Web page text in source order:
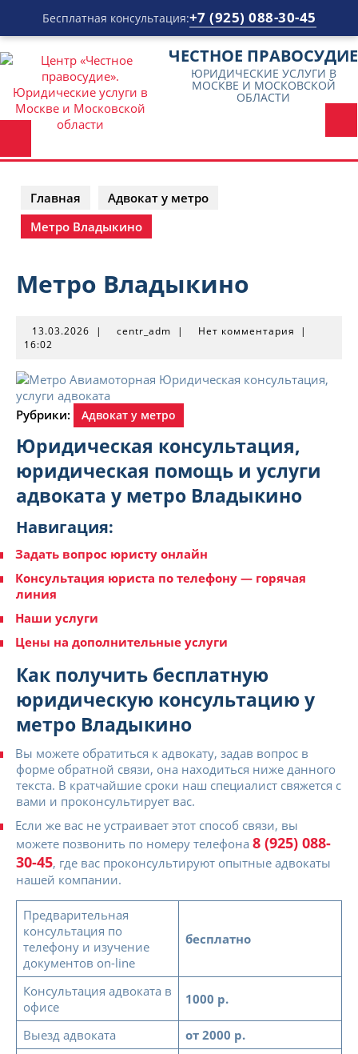
Бесплатная консультация:+7 (925) 088-30-45
Перейти
к
содержимому
ЧЕСТНОЕ ПРАВОСУДИЕ
ЮРИДИЧЕСКИЕ УСЛУГИ В
МОСКВЕ И МОСКОВСКОЙ
ОБЛАСТИ
Главная
Адвокат у метро
Метро Владыкино
Метро Владыкино
13.03.2026 13.03.2026
| centr_admcentr_adm
| Нет комментария
|
16:02
Рубрики: Адвокат у метро
Юридическая консультация,
юридическая помощь и услуги
адвоката у метро Владыкино
Навигация:
Задать вопрос юристу онлайн
Консультация юриста по телефону — горячая
линия
Наши услуги
Цены на дополнительные услуги
Как получить бесплатную
юридическую консультацию у
метро Владыкино
Вы можете обратиться к адвокату, задав вопрос в
форме обратной связи, она находиться ниже данного
текста. В кратчайшие сроки наш специалист свяжется с
вами и проконсультирует вас.
Если же вас не устраивает этот способ связи, вы
можете позвонить по номеру телефона 8 (925) 088-
30-45, где вас проконсультируют опытные адвокаты
нашей компании.
Предварительная
консультация по
телефону и изучение
документов on-line
бесплатно
Консультация адвоката в
офисе
1000 р.
Выезд адвоката
от 2000 р.